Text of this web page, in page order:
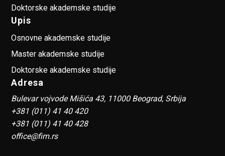
Doktorske akademske studije
Upis
Osnovne akademske studije
Master akademske studije
Doktorske akademske studije
Adresa
Bulevar vojvode Mišića 43, 11000 Beograd, Srbija
+381 (011) 41 40 420
+381 (011) 41 40 428
office@fim.rs